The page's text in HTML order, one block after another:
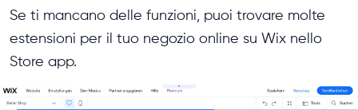
Se ti mancano delle funzioni, puoi trovare molte
estensioni per il tuo negozio online su Wix nello
Store app.